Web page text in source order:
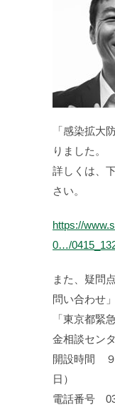
「感染拡大
りました。
詳しくは、
さい。
https://
0…/
また、疑問
問い合わせ
「東京都緊
金相談センタ
開設時間 ９
日）
電話番号